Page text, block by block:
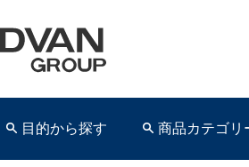
目的から探す 商品カテゴリ